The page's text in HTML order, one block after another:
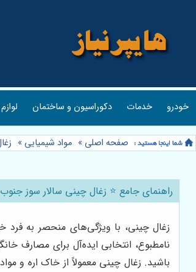
خودرو خدمات دکوراسیون و ساختمان
صفحه اصلی » مواد شیمیایی »
راهنمای جامع ⭐️ زغال چینی سالار سوز
زغال چینی، با ویژگی‌های منحصر به فرد
نامطبوع، انتخابی ایده‌آل برای مصارف
باشید. زغال چینی معمولاً از خاک اره و